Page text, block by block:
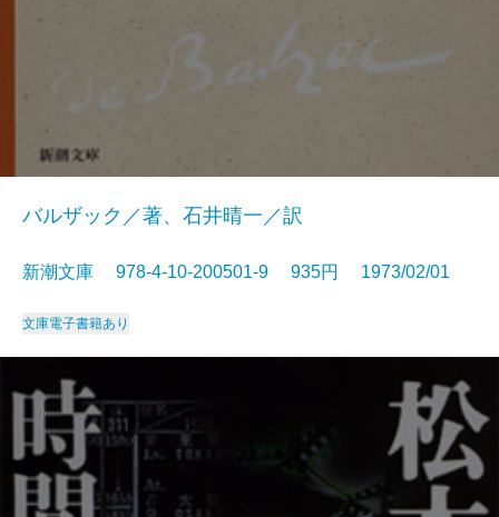
バルザック／著、石井晴一／訳
新潮文庫 978-4-10-200501-9 935円 1973/02/01
文庫電子書籍あり